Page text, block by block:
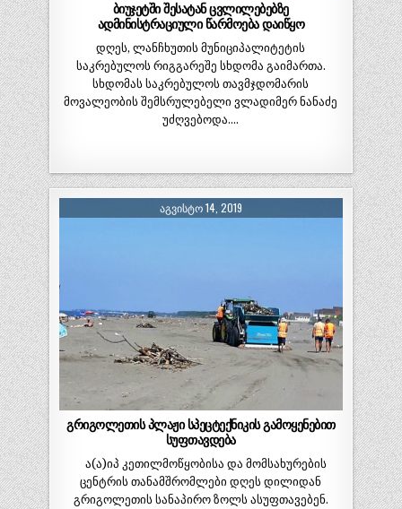
ბიუჯეტში შესატან ცვლილებებზე
ადმინისტრაციული წარმოება დაიწყო
დღეს, ლანჩხუთის მუნიციპალიტეტის
საკრებულოს რიგგარეშე სხდომა გაიმართა.
სხდომას საკრებულოს თავმჯდომარის
მოვალეობის შემსრულებელი ვლადიმერ ნანაძე
უძღვებოდა….
ᲐᲒᲕᲘᲡᲢᲝ 14, 2019
გრიგოლეთის პლაჟი სპეცტექნიკის გამოყენებით
სუფთავდება
ა(ა)იპ კეთილმოწყობისა და მომსახურების
ცენტრის თანამშრომლები დღეს დილიდან
გრიგოლეთის სანაპირო ზოლს ასუფთავებენ.